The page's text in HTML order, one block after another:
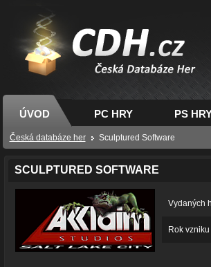
CDH.cz - hry na PC,
PS, XBOX - Česká
databáze her
ÚVOD PC HRY PS
Česká databáze her Sculptured Software
SCULPTURED SOFTWARE
Vydaných
Rok vzniku